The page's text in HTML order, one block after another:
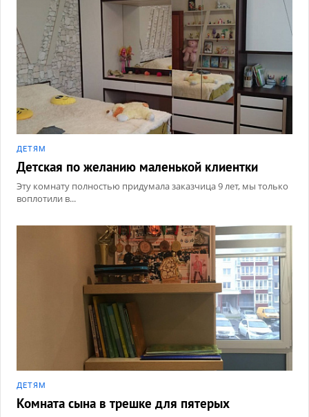
ДЕТЯМ
Детская по желанию маленькой клиентки
Эту комнату полностью придумала заказчица 9 лет, мы только
воплотили в...
ДЕТЯМ
Комната сына в трешке для пятерых